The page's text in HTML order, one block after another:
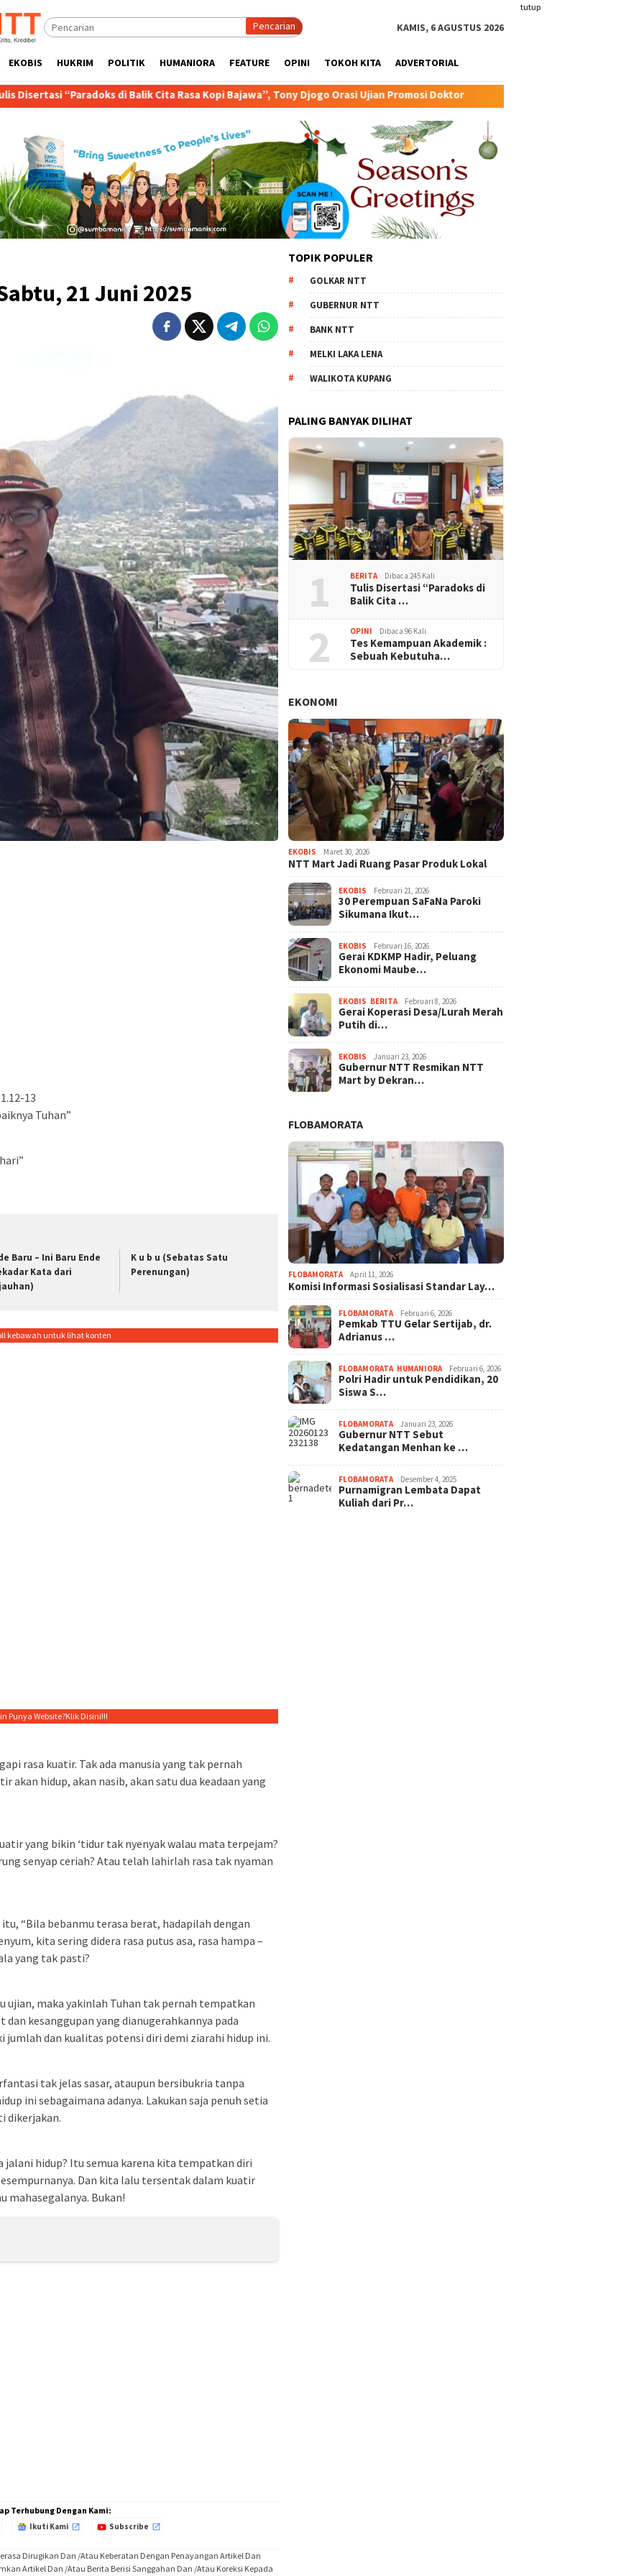
tutup
Pencarian KAMIS, 6 AGUSTUS 2026
EKOBIS HUKRIM POLITIK HUMANIORA FEATURE OPINI TOKOH KITA ADVERTORIAL
Balik Cita Rasa Kopi Bajawa”, Tony Djogo Orasi Ujian Promosi Doktor Transformasi Peternakan Modern TTU: Kunci
21 Juni 2025
13
Tuhan”
Baru – Ini Baru Ende
Kata dari
K u b u (Sebatas Satu
Perenungan)
kebawah untuk lihat konten
Punya Website?Klik Disini!!!
rasa kuatir. Tak ada manusia yang tak pernah
akan hidup, akan nasib, akan satu dua keadaan yang
yang bikin ‘tidur tak nyenyak walau mata terpejam?
senyap ceriah? Atau telah lahirlah rasa tak nyaman
“Bila bebanmu terasa berat, hadapilah dengan
kita sering didera rasa putus asa, rasa hampa –
yang tak pasti?
ujian, maka yakinlah Tuhan tak pernah tempatkan
kesanggupan yang dianugerahkannya pada
dan kualitas potensi diri demi ziarahi hidup ini.
tak jelas sasar, ataupun bersibukria tanpa
ini sebagaimana adanya. Lakukan saja penuh setia
dikerjakan.
jalani hidup? Itu semua karena kita tempatkan diri
Dan kita lalu tersentak dalam kuatir
mahasegalanya. Bukan!
Terhubung Dengan Kami:
Ikuti Kami Subscribe
Dirugikan Dan /Atau Keberatan Dengan Penayangan Artikel Dan
Artikel Dan /Atau Berita Berisi Sanggahan Dan /Atau Koreksi Kepada
TOPIK POPULER
GOLKAR NTT
GUBERNUR NTT
BANK NTT
MELKI LAKA LENA
WALIKOTA KUPANG
PALING BANYAK DILIHAT
1 BERITA Dibaca 245 Kali
Tulis Disertasi “Paradoks di
Balik Cita …
2 OPINI Dibaca 96 Kali
Tes Kemampuan Akademik :
Sebuah Kebutuha…
EKONOMI
EKOBIS Maret 30, 2026
NTT Mart Jadi Ruang Pasar Produk Lokal
EKOBIS Februari 21, 2026
30 Perempuan SaFaNa Paroki
Sikumana Ikut…
EKOBIS Februari 16, 2026
Gerai KDKMP Hadir, Peluang
Ekonomi Maube…
EKOBIS BERITA Februari 8, 2026
Gerai Koperasi Desa/Lurah Merah
Putih di…
EKOBIS Januari 23, 2026
Gubernur NTT Resmikan NTT
Mart by Dekran…
FLOBAMORATA
FLOBAMORATA April 11, 2026
Komisi Informasi Sosialisasi Standar Lay…
FLOBAMORATA Februari 6, 2026
Pemkab TTU Gelar Sertijab, dr.
Adrianus …
FLOBAMORATA, HUMANIORA Februari 6, 2026
Polri Hadir untuk Pendidikan, 20
Siswa S…
FLOBAMORATA Januari 23, 2026
Gubernur NTT Sebut
Kedatangan Menhan ke …
FLOBAMORATA Desember 4, 2025
Purnamigran Lembata Dapat
Kuliah dari Pr…